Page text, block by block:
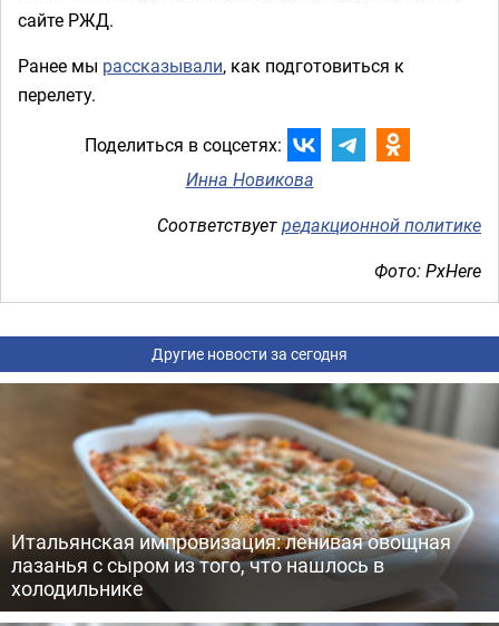
сайте РЖД.
Ранее мы рассказывали, как подготовиться к
перелету.
Поделиться в соцсетях:
Инна Новикова
Соответствуетредакционной политике
Фото: PxHere
Другие новости за сегодня
Итальянская импровизация: ленивая овощная
лазанья с сыром из того, что нашлось в
холодильнике